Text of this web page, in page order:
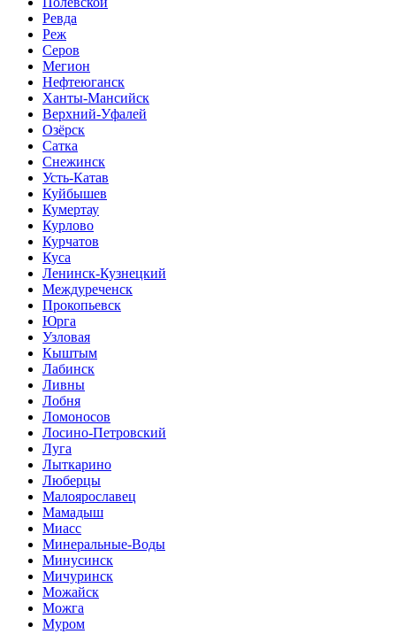
Ревда
Реж
Серов
Мегион
Нефтеюганск
Ханты-Мансийск
Верхний-Уфалей
Озёрск
Сатка
Снежинск
Усть-Катав
Куйбышев
Кумертау
Курлово
Курчатов
Куса
Ленинск-Кузнецкий
Междуреченск
Прокопьевск
Юрга
Узловая
Кыштым
Лабинск
Ливны
Лобня
Ломоносов
Лосино-Петровский
Луга
Лыткарино
Люберцы
Малоярославец
Мамадыш
Миасс
Минеральные-Воды
Минусинск
Мичуринск
Можайск
Можга
Муром